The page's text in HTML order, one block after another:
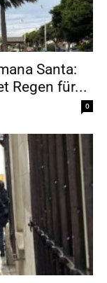
Santa:
Regen für...
0